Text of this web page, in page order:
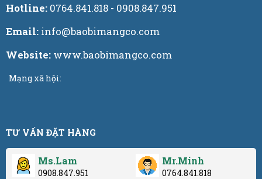
Hotline: 0764.841.818 - 0908.847.951
Email: info@baobimangco.com
Website: www.baobimangco.com
Mạng xã hội:
TƯ VẤN ĐẶT HÀNG
Ms.Lam
0908.847.951
Mr.Minh
0764.841.818